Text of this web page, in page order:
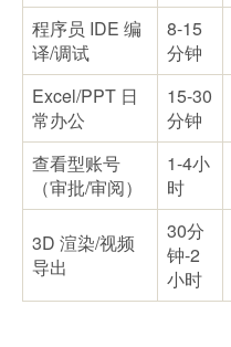
程序员 IDE 编
译/调试
8-15
分钟
Excel/PPT 日
常办公
15-30
分钟
查看型账号
（审批/审阅）
1-4小
时
3D 渲染/视频
导出
30分
钟-2
小时